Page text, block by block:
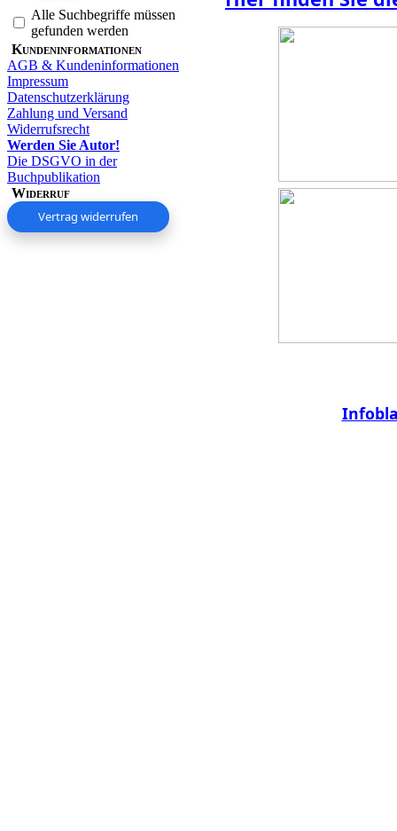
Alle Suchbegriffe müssen
gefunden werden
Kundeninformationen
AGB & Kundeninformationen
Impressum
Datenschutzerklärung
Zahlung und Versand
Widerrufsrecht
Werden Sie Autor!
Die DSGVO in der
Buchpublikation
Widerruf
Vertrag widerrufen